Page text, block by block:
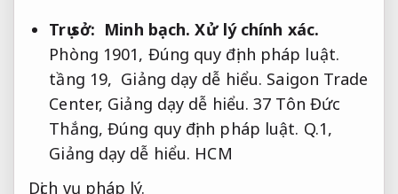
Trụ sở: Minh bạch. Xử lý chính xác.
Phòng 1901, Đúng quy định pháp luật.
tầng 19, Giảng dạy dễ hiểu. Saigon Trade
Center, Giảng dạy dễ hiểu. 37 Tôn Đức
Thắng,Đúng quy định pháp luật. Q.1,
Giảng dạy dễ hiểu. HCM
Dịch vụ pháp lý.